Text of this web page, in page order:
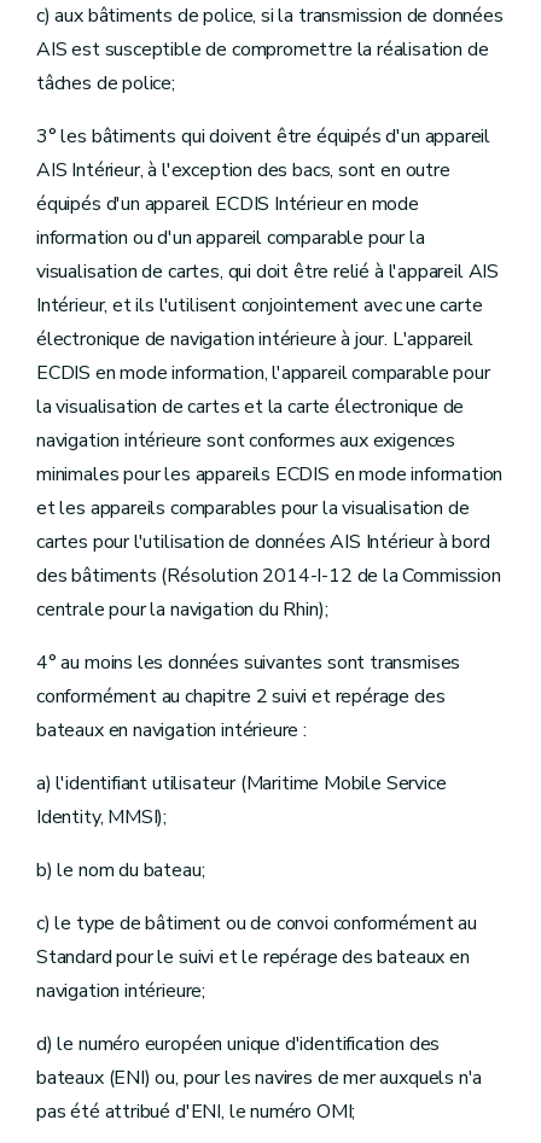
c) aux bâtiments de police, si la transmission de données
AIS est susceptible de compromettre la réalisation de
tâches de police;
3° les bâtiments qui doivent être équipés d'un appareil
AIS Intérieur, à l'exception des bacs, sont en outre
équipés d'un appareil ECDIS Intérieur en mode
information ou d'un appareil comparable pour la
visualisation de cartes, qui doit être relié à l'appareil AIS
Intérieur, et ils l'utilisent conjointement avec une carte
électronique de navigation intérieure à jour. L'appareil
ECDIS en mode information, l'appareil comparable pour
la visualisation de cartes et la carte électronique de
navigation intérieure sont conformes aux exigences
minimales pour les appareils ECDIS en mode information
et les appareils comparables pour la visualisation de
cartes pour l'utilisation de données AIS Intérieur à bord
des bâtiments (Résolution 2014-I-12 de la Commission
centrale pour la navigation du Rhin);
4° au moins les données suivantes sont transmises
conformément au chapitre 2 suivi et repérage des
bateaux en navigation intérieure :
a) l'identifiant utilisateur (Maritime Mobile Service
Identity, MMSI);
b) le nom du bateau;
c) le type de bâtiment ou de convoi conformément au
Standard pour le suivi et le repérage des bateaux en
navigation intérieure;
d) le numéro européen unique d'identification des
bateaux (ENI) ou, pour les navires de mer auxquels n'a
pas été attribué d'ENI, le numéro OMI;